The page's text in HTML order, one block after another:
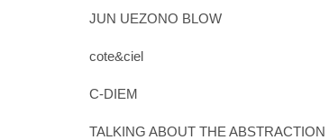
JUN UEZONO BLOW
cote&ciel
C-DIEM
TALKING ABOUT THE ABSTRACTION